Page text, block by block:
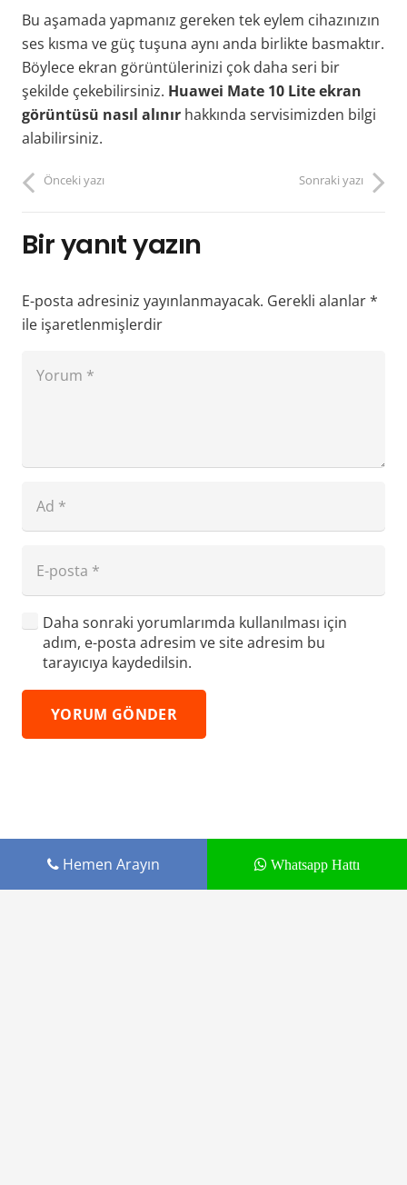
Bu aşamada yapmanız gereken tek eylem cihazınızın
ses kısma ve güç tuşuna aynı anda birlikte basmaktır.
Böylece ekran görüntülerinizi çok daha seri bir
şekilde çekebilirsiniz. Huawei Mate 10 Lite ekran
görüntüsü nasıl alınır hakkında servisimizden bilgi
alabilirsiniz.
Önceki yazı Sonraki yazı
Bir yanıt yazın
E-posta adresiniz yayınlanmayacak. Gerekli alanlar*
ile işaretlenmişlerdir
Daha sonraki yorumlarımda kullanılması için
adım, e-posta adresim ve site adresim bu
tarayıcıya kaydedilsin.
YORUM GÖNDER
Hemen Arayın Whatsapp Hattı